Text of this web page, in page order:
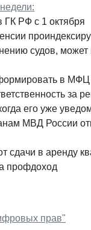
ГК РФ с 1 октября
судов,
в МФЦ
за
его уже
МВД России
сдачи в аренду
профдоход
прав"